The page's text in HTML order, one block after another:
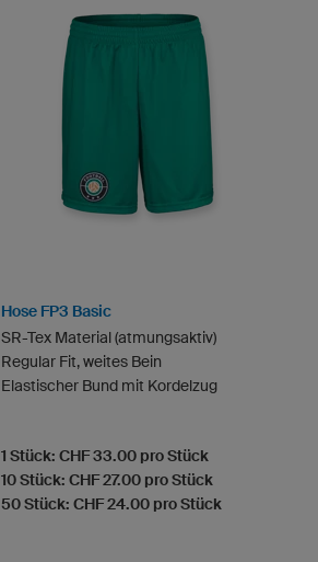
Hose FP3 Basic
SR-Tex Material (atmungsaktiv)
Regular Fit, weites Bein
Elastischer Bund mit Kordelzug
1 Stück: CHF 33.00 pro Stück
10 Stück: CHF 27.00 pro Stück
50 Stück: CHF 24.00 pro Stück